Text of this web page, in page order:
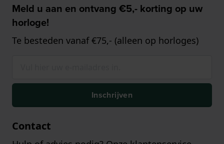
Meld u aan en ontvang €5,- korting op uw
horloge!
Te besteden vanaf €75,- (alleen op horloges)
Inschrijven
Contact